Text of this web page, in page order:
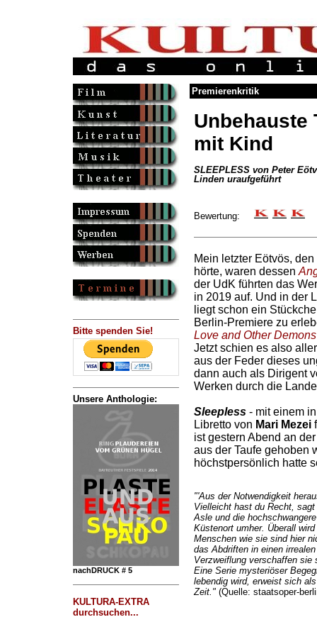
Bitte spenden Sie!
Unsere Anthologie:
nachDRUCK # 5
KULTURA-EXTRA
durchsuchen...
Premierenkritik
Unbehauste
mit Kind
SLEEPLESS von Peter
Linden uraufgeführt
Bewertung:
Mein letzter Eötvös,
hörte, waren dessen
der UdK führten das
in 2019 auf. Und in der
liegt schon ein
Berlin-Premiere zu
Love and Other Demons
Jetzt schien es also
aus der Feder dieses
dann auch als Dirigent
Werken durch die
Sleepless- mit einem
Libretto von Mari Mezei
ist gestern Abend an
aus der Taufe gehoben
höchstpersönlich hatte
"'Aus der Notwendigkeit
Vielleicht hast du Recht,
Asle und die
Küstenort umher. Überall
Menschen wie sie sind hier
das Abdriften in einen
Verzweiflung verschaffen sie
Eine Serie mysteriöser
lebendig wird, erweist sich
Zeit." (Quelle: staatsoper-